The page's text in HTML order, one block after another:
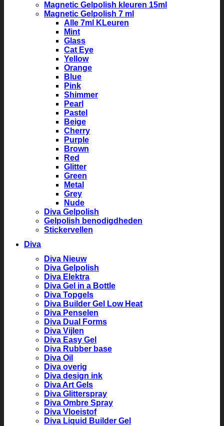
Magnetic Gelpolish kleuren 15ml
Magnetic Gelpolish 7 ml
Alle 7ml KLeuren
Mint
Glass
Cat Eye
Yellow
Orange
Blue
Pink
Shimmer
Pearl
Pastel
Beige
Cherry
Purple
Brown
Red
Glitter
Green
Metal
Grey
Nude
Diva Gelpolish
Gelpolish benodigdheden
Stickervellen
Diva
Diva Nieuw
Diva Gelpolish
Diva Elektra
Diva Gel in a Bottle
Diva Topgels
Diva Builder Gel Low Heat
Diva Penselen
Diva Dual Forms
Diva Vijlen
Diva Easy Gel
Diva Rubber base
Diva Oil
Diva overig
Diva design ink
Diva Art Gels
Diva Glitterspray
Diva Ombre Spray
Diva Vloeistof
Diva Liquid Builder Gel